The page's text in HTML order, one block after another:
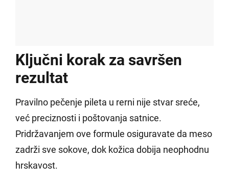
Ključni korak za savršen
rezultat
Pravilno pečenje pileta u rerni nije stvar sreće,
već preciznosti i poštovanja satnice.
Pridržavanjem ove formule osiguravate da meso
zadrži sve sokove, dok kožica dobija neophodnu
hrskavost.